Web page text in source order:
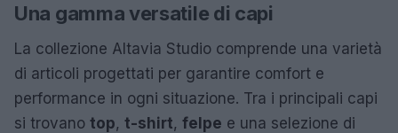
Una gamma versatile di capi
La collezione Altavia Studio comprende una varietà
di articoli progettati per garantire comfort e
performance in ogni situazione. Tra i principali capi
si trovano top, t-shirt, felpe e una selezione di